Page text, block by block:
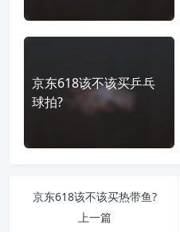
京东618该不该买乒乓
球拍?
京东618该不该买热带鱼?
上一篇